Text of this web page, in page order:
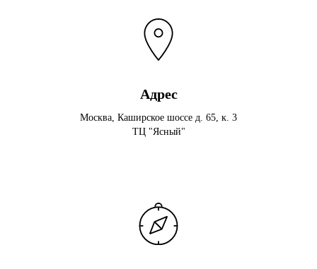
Адрес
Москва, Каширское шоссе д. 65, к. 3
ТЦ "Ясный"